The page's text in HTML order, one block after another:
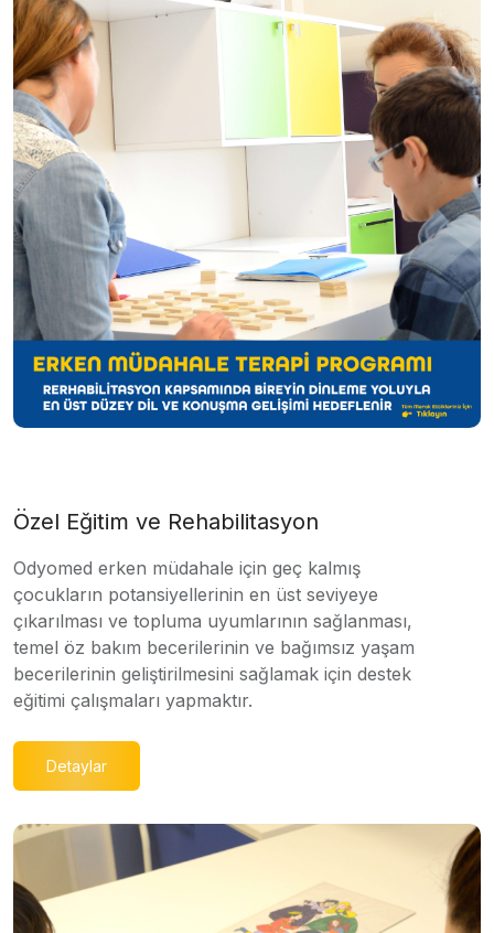
Özel Eğitim ve Rehabilitasyon
Odyomed erken müdahale için geç kalmış
çocukların potansiyellerinin en üst seviyeye
çıkarılması ve topluma uyumlarının sağlanması,
temel öz bakım becerilerinin ve bağımsız yaşam
becerilerinin geliştirilmesini sağlamak için destek
eğitimi çalışmaları yapmaktır.
Detaylar